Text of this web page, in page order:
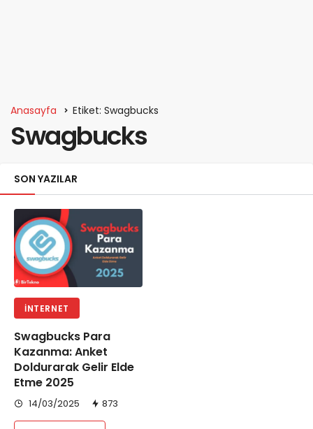
Anasayfa Etiket: Swagbucks
Swagbucks
SON YAZILAR
İNTERNET
Swagbucks Para
Kazanma: Anket
Doldurarak Gelir Elde
Etme 2025
14/03/2025 873